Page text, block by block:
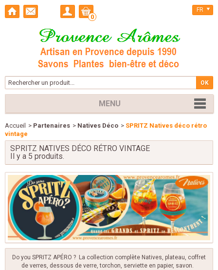
0
FR
MENU
Accueil > Partenaires > Natives Déco > SPRITZ Natives déco rétro
vintage
SPRITZ NATIVES DÉCO RÉTRO VINTAGE
Il y a 5 produits.
Do you SPRITZ APÉRO ? La collection complète Natives, plateau, coffret
de verres, dessous de verre, torchon, serviette en papier, savon.